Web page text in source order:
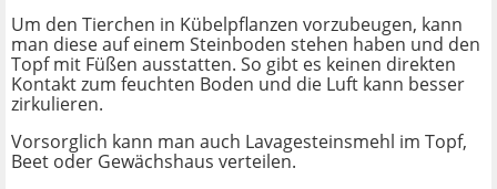
Um den Tierchen in Kübelpflanzen vorzubeugen, kann
man diese auf einem Steinboden stehen haben und den
Topf mit Füßen ausstatten. So gibt es keinen direkten
Kontakt zum feuchten Boden und die Luft kann besser
zirkulieren.
Vorsorglich kann man auch Lavagesteinsmehl im Topf,
Beet oder Gewächshaus verteilen.